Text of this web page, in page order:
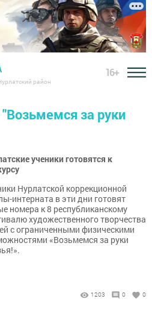
район
16+
за руки
ученики готовятся к
Нурлатской коррекционной
интерната в эти дни готовят
номера к 8 республиканскому
художественного творчества
с ограниченными физическими
«Возьмемся за руки
1203 0 0